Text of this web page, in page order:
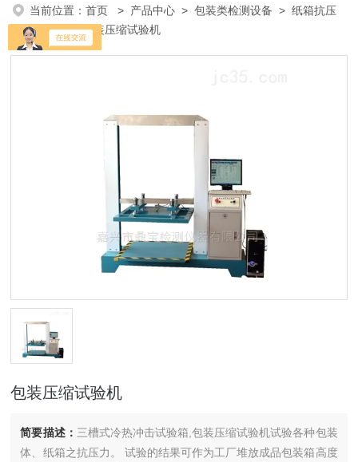
当前位置：首页 > 产品中心 >包装类检测设备 >纸箱抗压
试验机> 包装压缩试验机
包装压缩试验机
简要描述： 三槽式冷热冲击试验箱,包装压缩试验机试验各种包装
体、纸箱之抗压力。 试验的结果可作为工厂堆放成品包装箱高度